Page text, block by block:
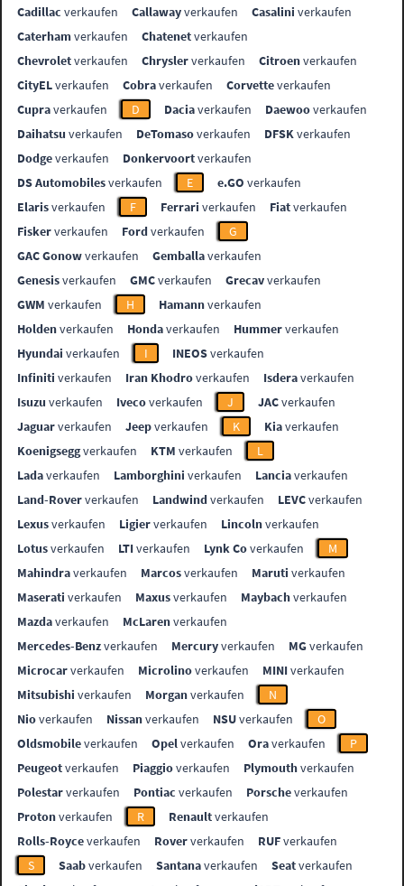
Cadillac verkaufen Callawayverkaufen Casalini verkaufen
Caterhamverkaufen Chatenetverkaufen
Chevroletverkaufen Chryslerverkaufen Citroenverkaufen
CityELverkaufen Cobraverkaufen Corvetteverkaufen
Cupraverkaufen D Daciaverkaufen Daewooverkaufen
Daihatsu verkaufen DeTomasoverkaufen DFSKverkaufen
Dodgeverkaufen Donkervoortverkaufen
DS Automobilesverkaufen E e.GO verkaufen
Elarisverkaufen F Ferrari verkaufen Fiatverkaufen
Fiskerverkaufen Fordverkaufen
G
GAC Gonowverkaufen Gemballaverkaufen
Genesisverkaufen GMCverkaufen Grecavverkaufen
GWM verkaufen H Hamannverkaufen
Holdenverkaufen Hondaverkaufen Hummerverkaufen
Hyundai verkaufen I INEOSverkaufen
Infiniti verkaufen Iran Khodroverkaufen Isderaverkaufen
Isuzu verkaufen Ivecoverkaufen J JACverkaufen
Jaguarverkaufen Jeepverkaufen K Kiaverkaufen
Koenigseggverkaufen KTM verkaufen
L
Ladaverkaufen Lamborghini verkaufen Lanciaverkaufen
Land-Roververkaufen Landwindverkaufen LEVCverkaufen
Lexusverkaufen Ligierverkaufen Lincolnverkaufen
Lotusverkaufen LTIverkaufen Lynk Coverkaufen
M
Mahindraverkaufen Marcosverkaufen Maruti verkaufen
Maserati verkaufen Maxusverkaufen Maybachverkaufen
Mazdaverkaufen McLarenverkaufen
Mercedes-Benzverkaufen Mercuryverkaufen MGverkaufen
Microcarverkaufen Microlinoverkaufen MINIverkaufen
Mitsubishi verkaufen Morganverkaufen
N
Nioverkaufen Nissanverkaufen NSUverkaufen
O
Oldsmobileverkaufen Opelverkaufen Oraverkaufen
P
Peugeotverkaufen Piaggioverkaufen Plymouthverkaufen
Polestarverkaufen Pontiac verkaufen Porscheverkaufen
Protonverkaufen R Renaultverkaufen
Rolls-Royceverkaufen Roververkaufen RUFverkaufen
S
Saabverkaufen Santanaverkaufen Seatverkaufen